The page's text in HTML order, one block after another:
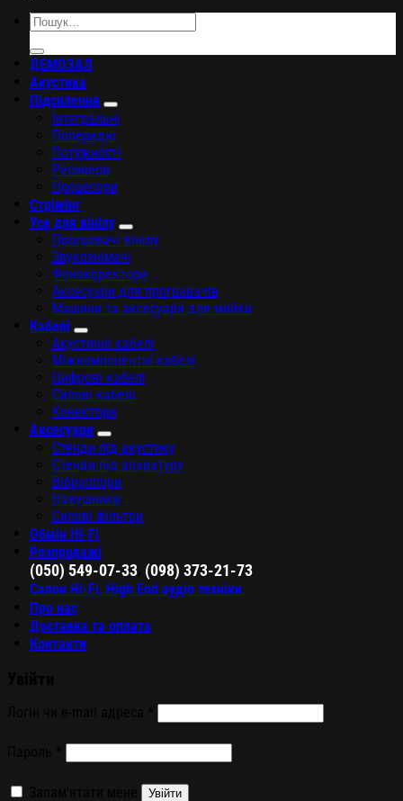
Шукати:
ДЕМОЗАЛ
Акустика
Підсилення
Інтегральні
Попередні
Потужності
Ресивери
Процесори
Стрімінг
Усе для вінілу
Програвачі вінілу
Звукознімачі
Фонокоректори
Аксесуари для програвачів
Машини та аксесуари для мийки
Кабелі
Акустичні кабелі
Міжкомпонентні кабелі
Цифрові кабелі
Силові кабелі
Конектори
Аксесуари
Стенди під акустику
Стенди під апаратуру
Віброопори
Навушники
Силові фільтри
Обмін Hi-Fi
Розпродажі
(050) 549-07-33 (098) 373-21-73
Салон Hi-Fi, High End аудіо техніки
Про нас
Доставка та оплата
Контакти
Увійти